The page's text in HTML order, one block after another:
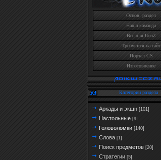
Основ. раздел
Наша каманда
Все для UcoZ
Требуются на сайт
Портал CS
Изготовление
Категории раздела
Аркады и экшн [101]
Настольные [9]
Головоломки [140]
Слова [1]
Поиск предметов [20]
Стратегии [5]